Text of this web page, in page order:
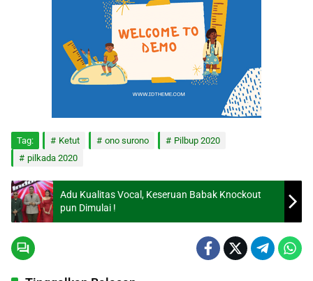
Tag: Ketut ono surono
Pilbup 2020
pilkada 2020
Adu Kualitas Vocal, Keseruan Babak Knockout
pun Dimulai !